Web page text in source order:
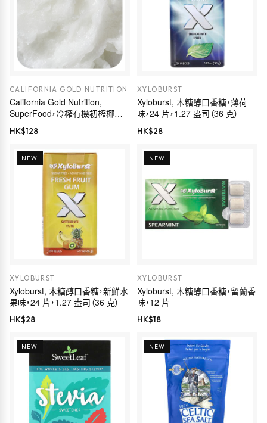
CALIFORNIA GOLD NUTRITION
California Gold Nutrition,
SuperFood，冷榨有機初榨椰子
油，16 液量盎司（473 毫升）
HK$128
XYLOBURST
Xyloburst, 木糖醇口香糖，薄荷
味，24 片，1.27 盎司（36 克）
HK$28
NEW
XYLOBURST
Xyloburst, 木糖醇口香糖，新鮮水
果味，24 片，1.27 盎司（36 克）
HK$28
NEW
XYLOBURST
Xyloburst, 木糖醇口香糖，留蘭香
味，12 片
HK$18
NEW NEW